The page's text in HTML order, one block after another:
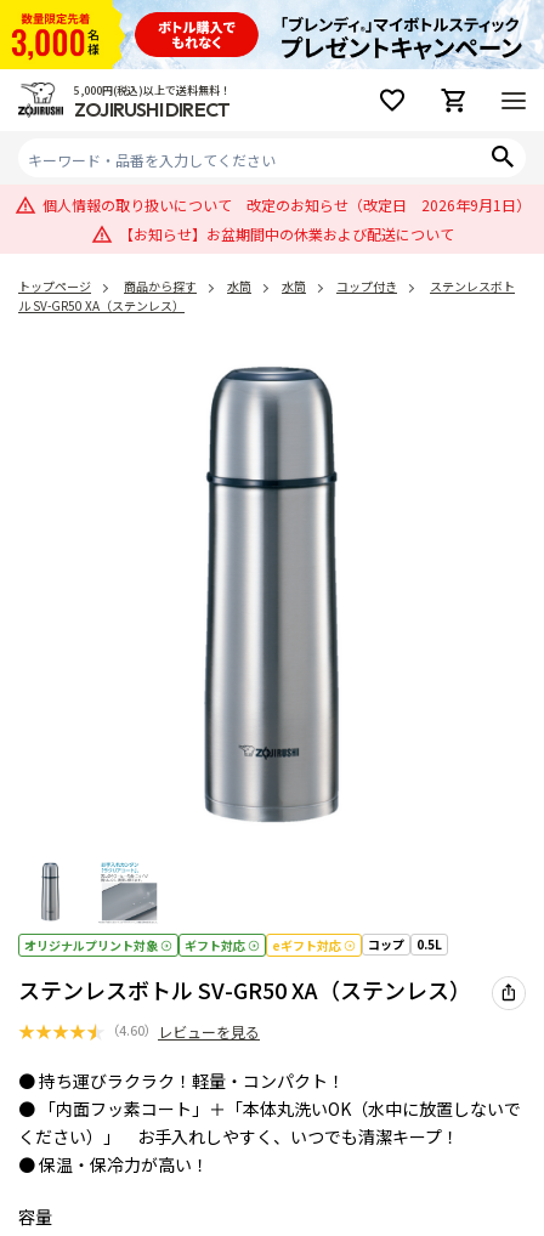
5,000円(税込)以上で送料無料！
ZOJIRUSHI DIRECT
個人情報の取り扱いについて 改定のお知らせ（改定日 2026年9月1日）
【お知らせ】お盆期間中の休業および配送について
トップページ 商品から探す 水筒 水筒 コップ付き
ステンレスボト
ル SV-GR50 XA（ステンレス）
オリジナルプリント対象 ギフト対応 eギフト対応 コップ 0.5L
ステンレスボトル SV-GR50 XA（ステンレス）
★★★★★ （4.60） レビューを見る
● 持ち運びラクラク！軽量・コンパクト！
● 「内面フッ素コート」＋「本体丸洗いOK（水中に放置しないで
ください）」 お手入れしやすく、いつでも清潔キープ！
● 保温・保冷力が高い！
容量